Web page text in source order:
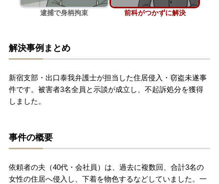
弁護士紹介
弁護士費用
解決実績
ご依頼者からのお手紙
逮捕で身柄拘束 前科がつかずに解決
解決事例まとめ
新宿支部・出口泰我弁護士が担当した住居侵入・窃盗未遂事
件です。被害者3名全員と示談が成立し、不起訴処分を獲得
しました。
事件の概要
依頼者の夫（40代・会社員）は、過去に複数回、合計3名の
女性の住居へ侵入し、下着を物色するなどしていました。一